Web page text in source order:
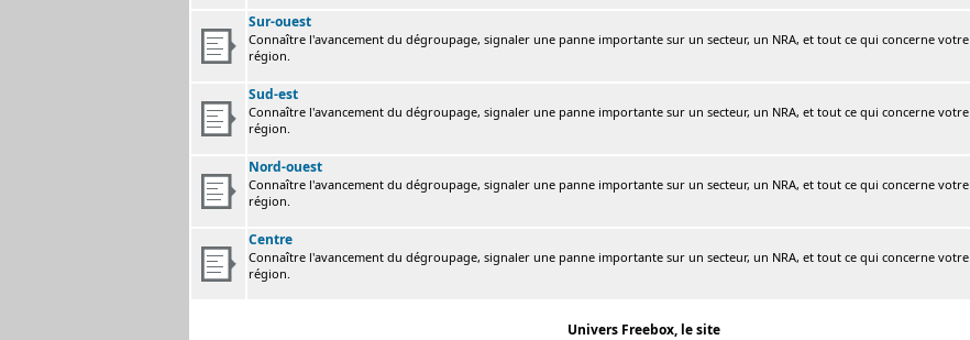
Sur-ouest
Connaître l'avancement du dégroupage, signaler une panne importante sur un secteur, un NRA, et tout ce qui concerne votre
région.
Sud-est
Connaître l'avancement du dégroupage, signaler une panne importante sur un secteur, un NRA, et tout ce qui concerne votre
région.
Nord-ouest
Connaître l'avancement du dégroupage, signaler une panne importante sur un secteur, un NRA, et tout ce qui concerne votre
région.
Centre
Connaître l'avancement du dégroupage, signaler une panne importante sur un secteur, un NRA, et tout ce qui concerne votre
région.
Univers Freebox, le site